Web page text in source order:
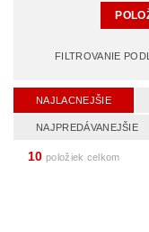
FILTROVANIE
NAJLACNEJŠIE
NAJPREDÁVANEJŠIE
10 položiek celkom